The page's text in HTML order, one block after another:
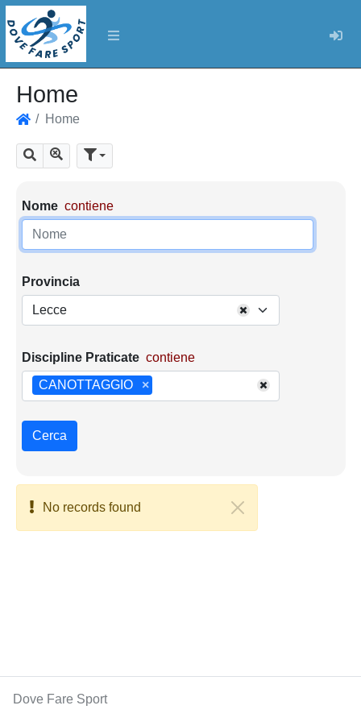
Home
Home
Cerca Mostra tutti i risultati
Parametri di ricerca
Nome contiene
Provincia
Lecce
Discipline Praticate contiene
×
CANOTTAGGIO
Cerca
No records found
Dove Fare Sport